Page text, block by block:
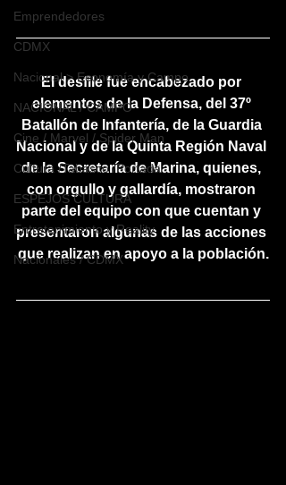
Emprendedores
CDMX
Nacional > Economía y Campo
NACIONAL / CAMPO
Cine / Marvel / Spider Man
Cultura /Tabasco /Portada
ESPEJOS CULTURA
Entretenimiento y Reality
Nacionales / CDMX
El desfile fue encabezado por
elementos de la Defensa, del 37º
Batallón de Infantería, de la Guardia
Nacional y de la Quinta Región Naval
de la Secretaría de Marina, quienes,
con orgullo y gallardía, mostraron
parte del equipo con que cuentan y
presentaron algunas de las acciones
que realizan en apoyo a la población.